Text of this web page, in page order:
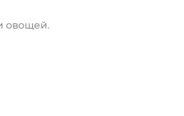
овощей.